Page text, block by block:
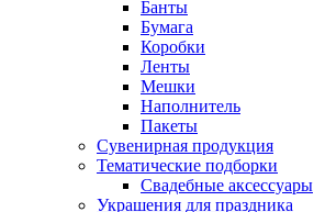
Банты
Бумага
Коробки
Ленты
Мешки
Наполнитель
Пакеты
Сувенирная продукция
Тематические подборки
Свадебные аксессуары
Украшения для праздника